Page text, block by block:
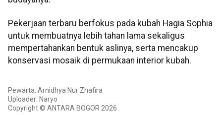
Pekerjaan terbaru berfokus pada kubah Hagia Sophia
untuk membuatnya lebih tahan lama sekaligus
mempertahankan bentuk aslinya, serta mencakup
konservasi mosaik di permukaan interior kubah.
Pewarta: Arnidhya Nur Zhafira
Uploader: Naryo
Copyright © ANTARA BOGOR 2026